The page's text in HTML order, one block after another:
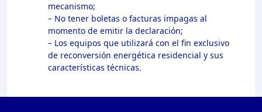
mecanismo;
– No tener boletas o facturas impagas al
momento de emitir la declaración;
– Los equipos que utilizará con el fin exclusivo
de reconversión energética residencial y sus
características técnicas.